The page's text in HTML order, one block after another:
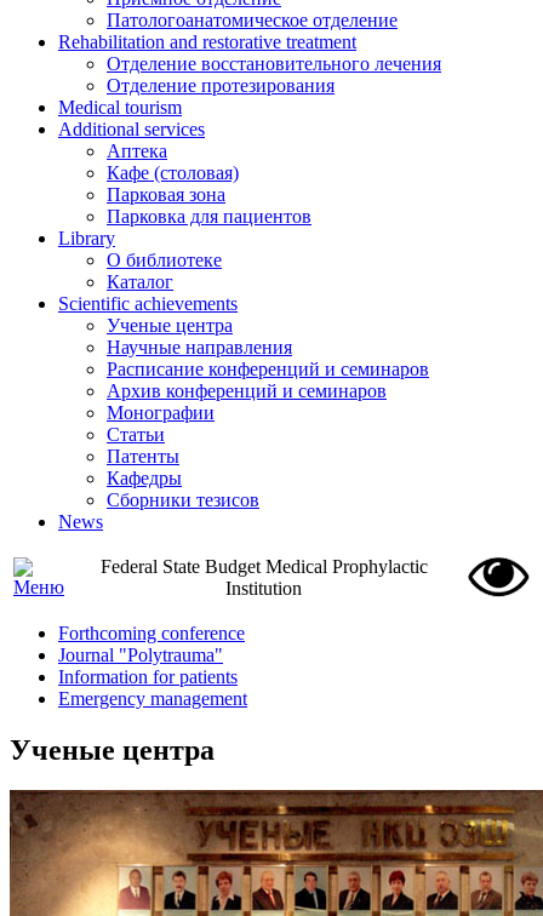
Патологоанатомическое отделение
Rehabilitation and restorative treatment
Отделение восстановительного лечения
Отделение протезирования
Medical tourism
Additional services
Аптека
Кафе (столовая)
Парковая зона
Парковка для пациентов
Library
О библиотеке
Каталог
Scientific achievements
Ученые центра
Научные направления
Расписание конференций и семинаров
Архив конференций и семинаров
Монографии
Статьи
Патенты
Кафедры
Сборники тезисов
News
Federal State Budget Medical Prophylactic
Institution
Forthcoming conference
Journal "Polytrauma"
Information for patients
Emergency management
Ученые центра